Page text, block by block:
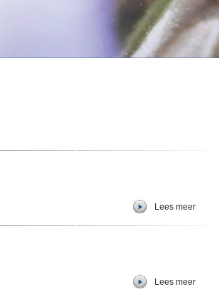
Lees meer
Lees meer